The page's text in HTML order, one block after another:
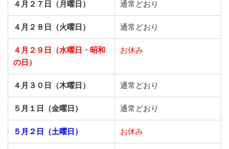
４月２７日（月曜日） 通常どおり
４月２８日（火曜日） 通常どおり
４月２９日（水曜日・昭和
の日）
お休み
４月３０日（木曜日） 通常どおり
５月１日（金曜日） 通常どおり
５月２日（土曜日） お休み